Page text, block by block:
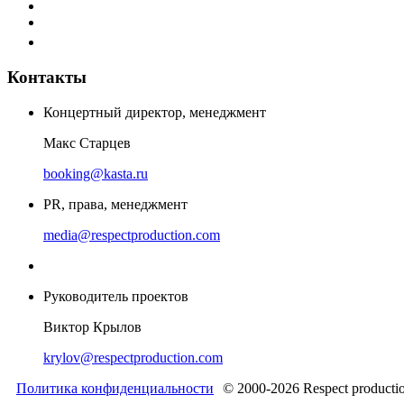
Контакты
Концертный директор, менеджмент
Макс Старцев
booking@kasta.ru
PR, права, менеджмент
media@respectproduction.com
Руководитель проектов
Виктор Крылов
krylov@respectproduction.com
Политика конфиденциальности
© 2000-2026 Respect